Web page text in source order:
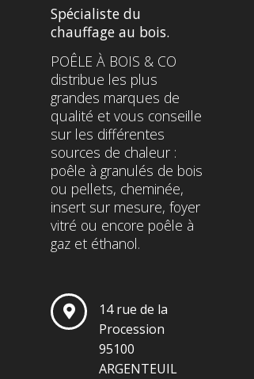
Spécialiste du
chauffage au bois.
POÊLE À BOIS & CO
distribue les plus
grandes marques de
qualité et vous conseille
sur les différentes
sources de chaleur :
poêle à granulés de bois
ou pellets, cheminée,
insert sur mesure, foyer
vitré ou encore poêle à
gaz et éthanol.
14 rue de la
Procession
95100
ARGENTEUIL